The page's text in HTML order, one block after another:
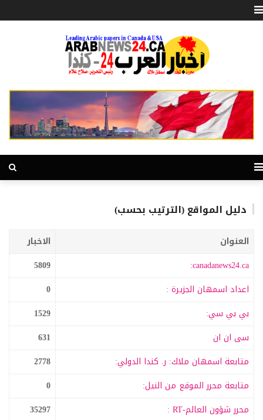
دليل المواقع (الترتيب بحسب)
العنوان
الاخبار
canadanews24.ca:
5809
اعداد اسمهان الجزيرة :
0
بي بي سي:
1529
سى ان ان
631
متابعة اسمهان ملاك: ر. كندا الدولي:
2778
متابعة محرر الموقع من النيل:
0
محرر شؤون العالم-RT :
35297